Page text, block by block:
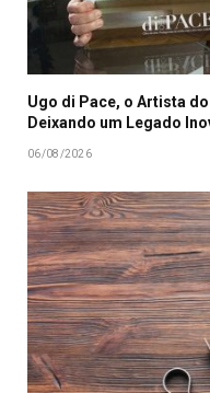
Ugo di Pace, o Artista
Deixando um Legado
06/08/2026